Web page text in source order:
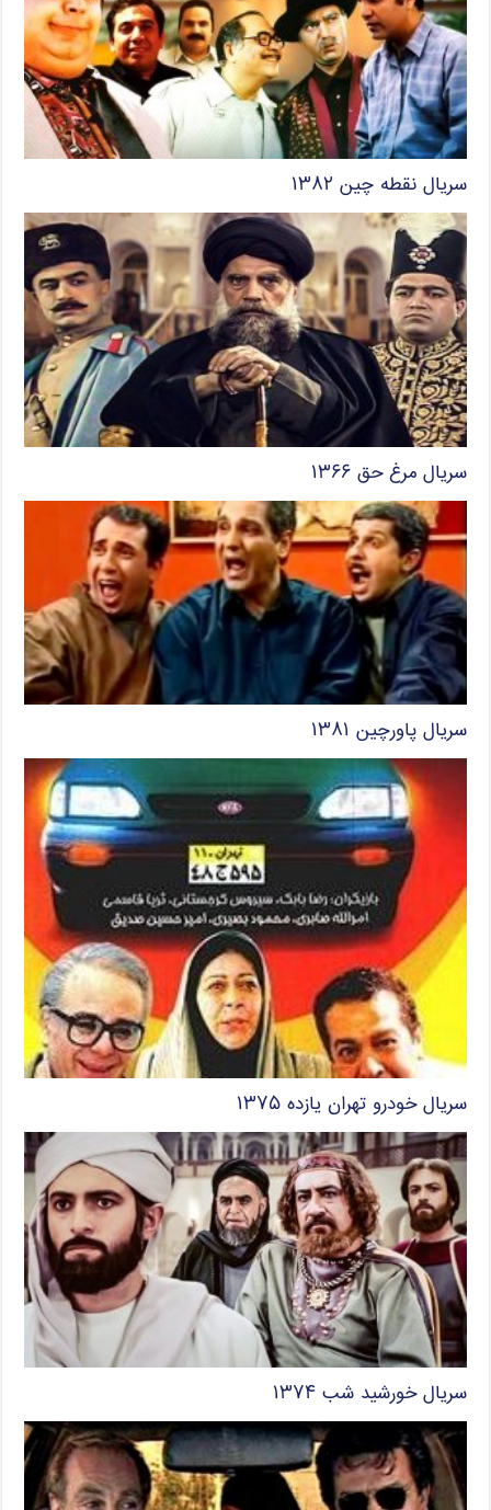
سریال نقطه چین ۱۳۸۲
سریال مرغ حق ۱۳۶۶
سریال پاورچین ۱۳۸۱
سریال خودرو تهران یازده ۱۳۷۵
سریال خورشید شب ۱۳۷۴